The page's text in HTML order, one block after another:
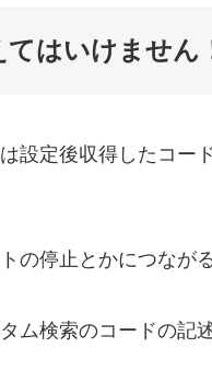
はいけません
設定後収得したコー
の停止とかにつなが
ム検索のコードの記